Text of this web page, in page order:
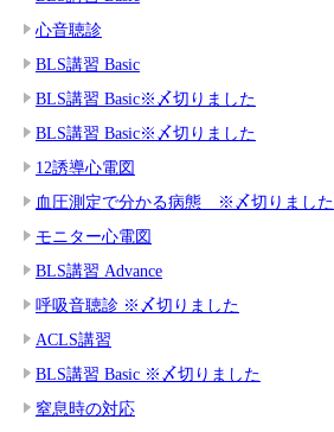
心音聴診
BLS講習 Basic
BLS講習 Basic※〆切りました
BLS講習 Basic※〆切りました
12誘導心電図
血圧測定で分かる病態 ※〆切りました
モニター心電図
BLS講習 Advance
呼吸音聴診 ※〆切りました
ACLS講習
BLS講習 Basic ※〆切りました
窒息時の対応